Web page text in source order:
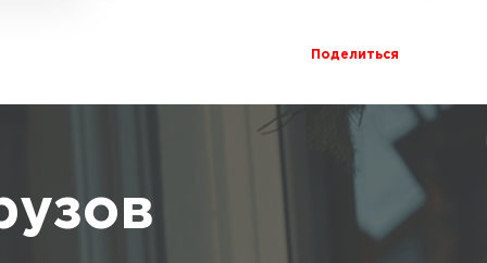
Поделиться